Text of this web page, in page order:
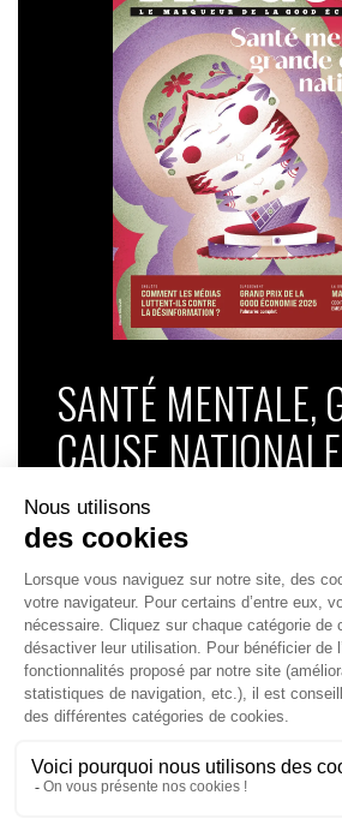
SANTÉ MENTALE,
CAUSE
Dans ce numéro, enquête :
médias luttent-ils contre la
Palmarès complet du Grand
Économie 2025 | La grande
Gomes, CEO France & Chief
EMEA chez The Adecco Group
J'ACHÈTE LE NUMÉRO